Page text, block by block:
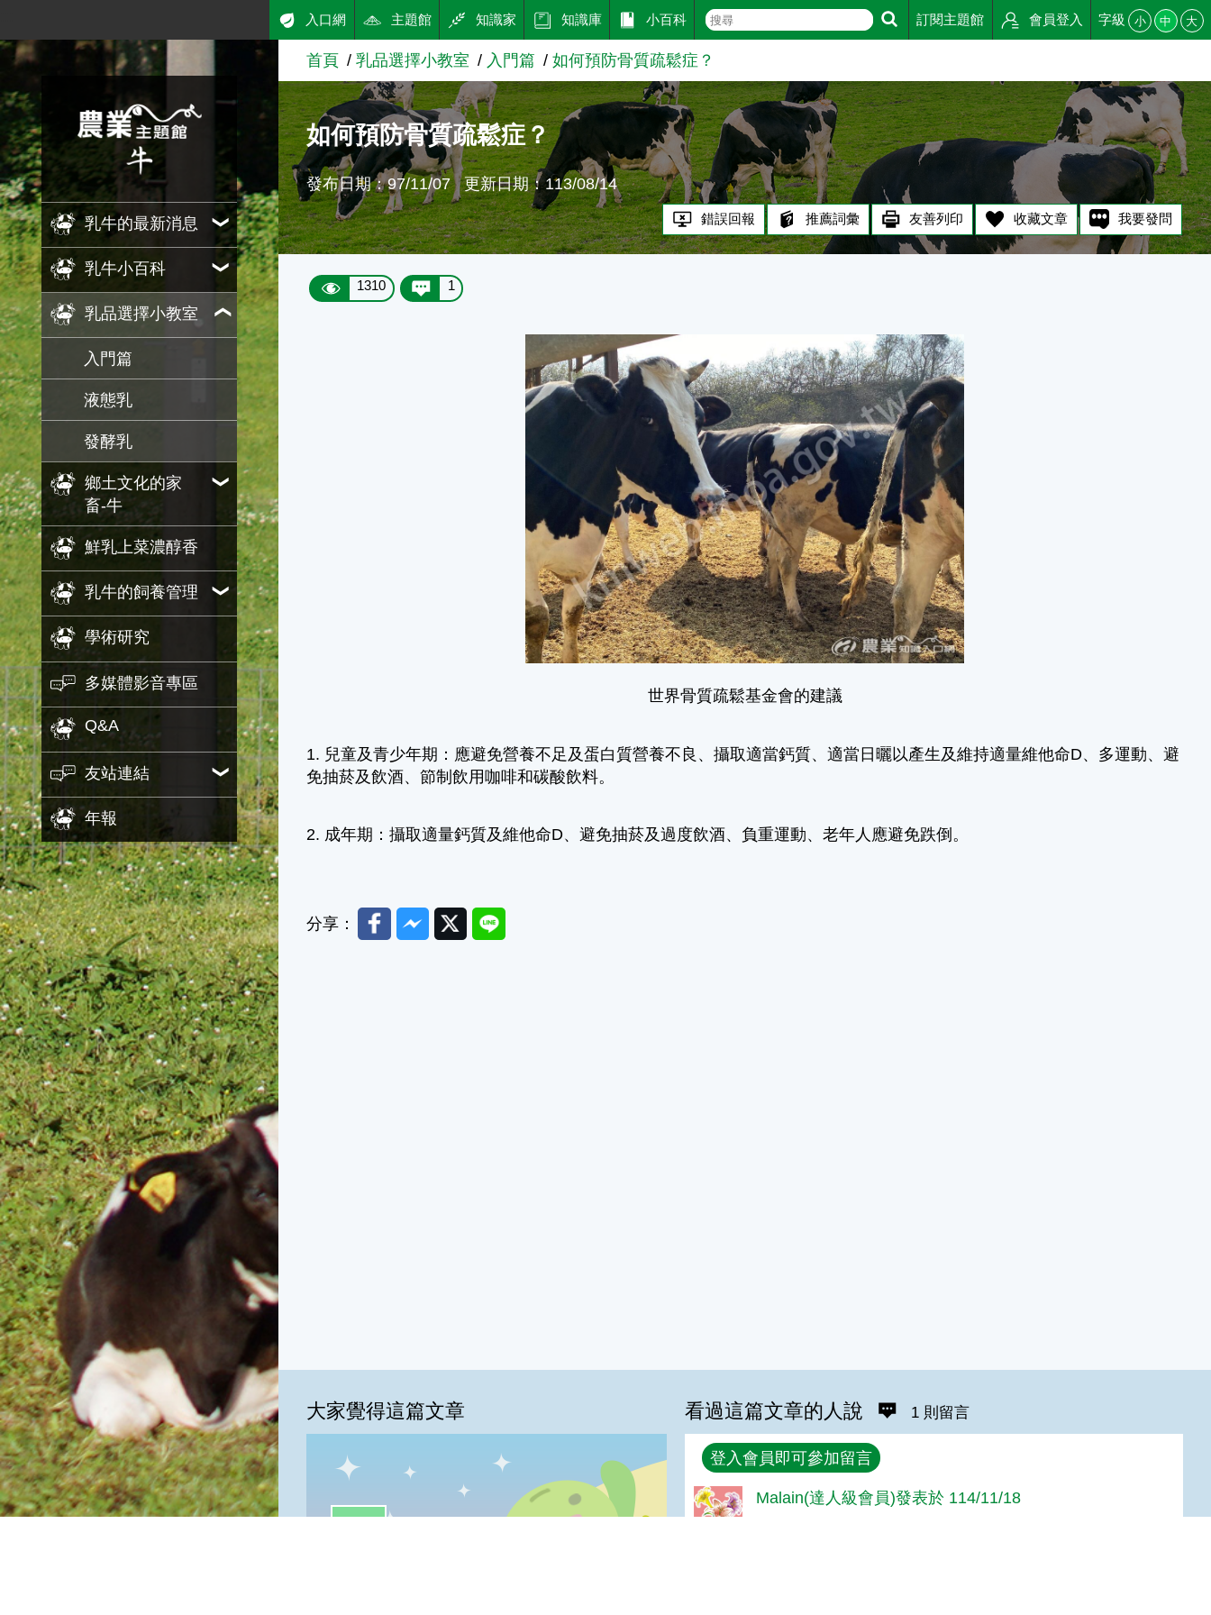
跳到主要內容
農業知識入口網
乳牛的最新消息
乳牛小百科
乳品選擇小教室
入門篇
液態乳
發酵乳
鄉土文化的家
畜-牛
鮮乳上菜濃醇香
乳牛的飼養管理
學術研究
多媒體影音專區
Q&A
友站連結
年報
入口網 主題館 知識家 知識庫 小百科 訂閱主題館 會員登入 字級 小 中 大
首頁 乳品選擇小教室 入門篇 如何預防骨質疏鬆症？
如何預防骨質疏鬆症？
發布日期：97/11/07 更新日期：113/08/14
錯誤回報 推薦詞彙 友善列印 收藏文章 我要發問
1310 1
世界骨質疏鬆基金會的建議
1. 兒童及青少年期：應避免營養不足及蛋白質營養不良、攝取適當鈣質、適當日曬以產生及維持適量維他命D、多運動、避
免抽菸及飲酒、節制飲用咖啡和碳酸飲料。
2. 成年期：攝取適量鈣質及維他命D、避免抽菸及過度飲酒、負重運動、老年人應避免跌倒。
分享： FacebookMessenger
TwitterLine
大家覺得這篇文章
一級棒:47%
看過這篇文章的人說 1 則留言
回覆
登入會員即可參加留言
Malain(達人級會員)發表於 114/11/18